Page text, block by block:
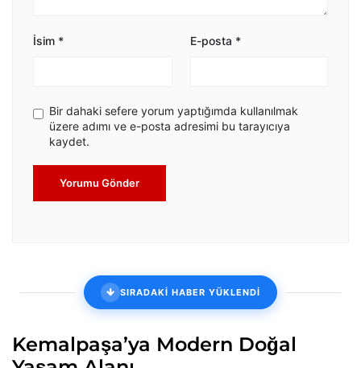
İsim * E-posta *
Bir dahaki sefere yorum yaptığımda kullanılmak
üzere adımı ve e-posta adresimi bu tarayıcıya
kaydet.
Yorumu Gönder
SIRADAKİ HABER YÜKLENDİ
Kemalpaşa’ya Modern Doğal